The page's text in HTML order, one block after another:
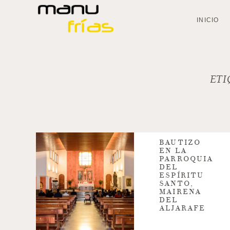
INICIO
BAUTIZO
EN LA
PARROQUIA
DEL
ESPÍRITU
SANTO,
MAIRENA
DEL
ALJARAFE